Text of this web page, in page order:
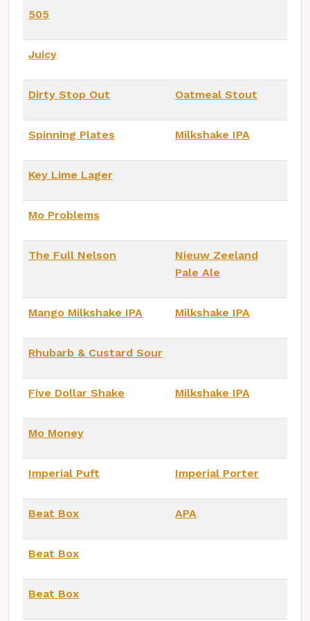
505
Juicy
Dirty Stop Out Oatmeal Stout
Spinning Plates Milkshake IPA
Key Lime Lager
Mo Problems
The Full Nelson
Nieuw Zeeland
Pale Ale
Mango Milkshake IPA Milkshake IPA
Rhubarb & Custard Sour
Five Dollar Shake Milkshake IPA
Mo Money
Imperial Puft Imperial Porter
Beat Box APA
Beat Box
Beat Box